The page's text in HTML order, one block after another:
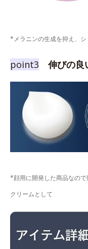
*メラニンの生成を抑え、
point3 伸びの良
*顔用に開発した商品なの
クリームとして